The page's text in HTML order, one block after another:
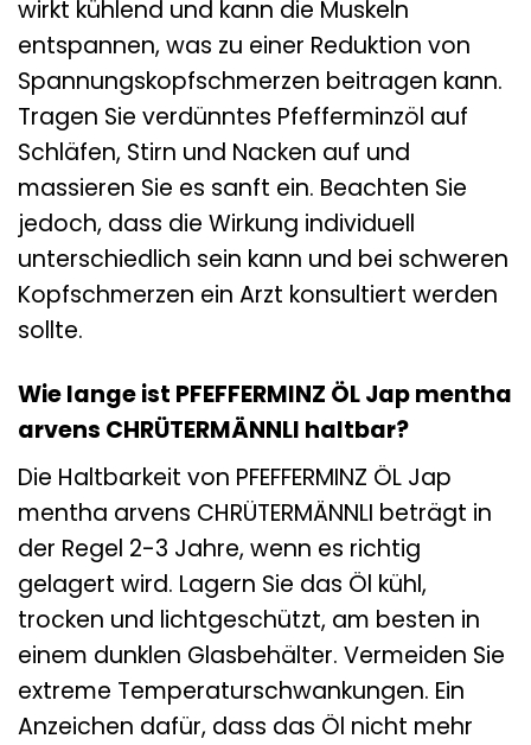
wirkt kühlend und kann die Muskeln
entspannen, was zu einer Reduktion von
Spannungskopfschmerzen beitragen kann.
Tragen Sie verdünntes Pfefferminzöl auf
Schläfen, Stirn und Nacken auf und
massieren Sie es sanft ein. Beachten Sie
jedoch, dass die Wirkung individuell
unterschiedlich sein kann und bei schweren
Kopfschmerzen ein Arzt konsultiert werden
sollte.
Wie lange ist PFEFFERMINZ ÖL Jap mentha
arvens CHRÜTERMÄNNLI haltbar?
Die Haltbarkeit von PFEFFERMINZ ÖL Jap
mentha arvens CHRÜTERMÄNNLI beträgt in
der Regel 2-3 Jahre, wenn es richtig
gelagert wird. Lagern Sie das Öl kühl,
trocken und lichtgeschützt, am besten in
einem dunklen Glasbehälter. Vermeiden Sie
extreme Temperaturschwankungen. Ein
Anzeichen dafür, dass das Öl nicht mehr